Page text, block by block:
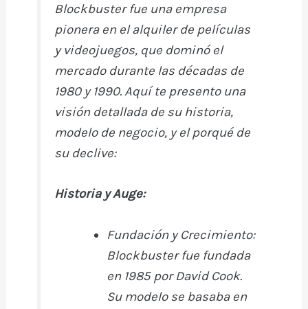
b
o
te
r
e
st
s
A
p
p
bl
r
di
t
a
m ar
ti
r
Blockbuster fue una empresa
pionera en el alquiler de películas
y videojuegos, que dominó el
mercado durante las décadas de
1980 y 1990. Aquí te presento una
visión detallada de su historia,
modelo de negocio, y el porqué de
su declive:
Historia y Auge:
Fundación y Crecimiento:
Blockbuster fue fundada
en 1985 por David Cook.
Su modelo se basaba en